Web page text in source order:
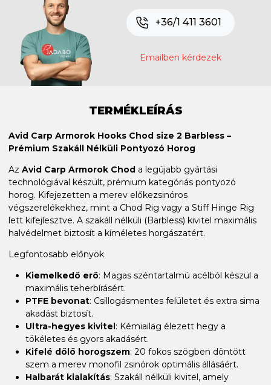
+36/1 411 3601
Emailben kérdezek
TERMÉKLEÍRÁS
Avid Carp Armorok Hooks Chod size 2 Barbless –
Prémium Szakáll Nélküli Pontyozó Horog
Az Avid Carp Armorok Chod a legújabb gyártási
technológiával készült, prémium kategóriás pontyozó
horog. Kifejezetten a merev előkezsinóros
végszerelékekhez, mint a Chod Rig vagy a Stiff Hinge Rig
lett kifejlesztve. A szakáll nélküli (Barbless) kivitel maximális
halvédelmet biztosít a kíméletes horgászatért.
Legfontosabb előnyök
Kiemelkedő erő: Magas széntartalmú acélból készül a
maximális teherbírásért.
PTFE bevonat: Csillogásmentes felületet és extra sima
akadást biztosít.
Ultra-hegyes kivitel: Kémiailag élezett hegy a
tökéletes és gyors akadásért.
Kifelé dőlő horogszem: 20 fokos szögben döntött
szem a merev monofil zsinórok optimális állásáért.
Halbarát kialakítás: Szakáll nélküli kivitel, amely